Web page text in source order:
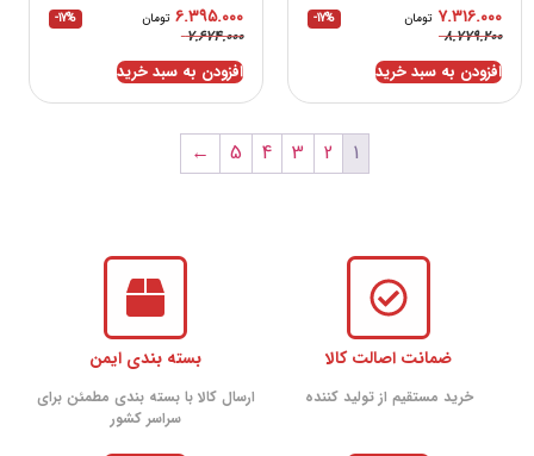
۸.۷۷۹.۲۰۰
۷.۳۱۶.۰۰۰ تومان -17%
افزودن به سبد خرید
۷.۶۷۴.۰۰۰
۶.۳۹۵.۰۰۰ تومان -17%
افزودن به سبد خرید
1
2
3
4
5
←
ضمانت اصالت کالا
خرید مستقیم از تولید کننده
بسته بندی ایمن
ارسال کالا با بسته بندی مطمئن برای
سراسر کشور